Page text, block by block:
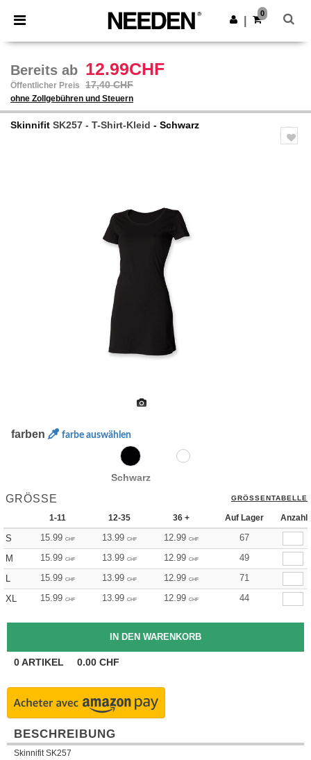
× Needen App
Bessere Preise in der App!
App holen
0
Bereits ab 12.99CHF
Öffentlicher Preis 17,40 CHF
ohne Zollgebühren und Steuern
Skinnifit SK257 - T-Shirt-Kleid - Schwarz
farben farbe auswählen
Schwarz
GRÖSSE GRÖSSENTABELLE
1-11 12-35 36 + Auf Lager Anzahl
S 15.99 CHF 13.99 CHF 12.99 CHF
67
M
15.99 CHF 13.99 CHF 12.99 CHF
49
L
15.99 CHF 13.99 CHF 12.99 CHF
71
XL
15.99 CHF 13.99 CHF 12.99 CHF 44
0ARTIKEL 0.00 CHF
BESCHREIBUNG
Skinnifit SK257